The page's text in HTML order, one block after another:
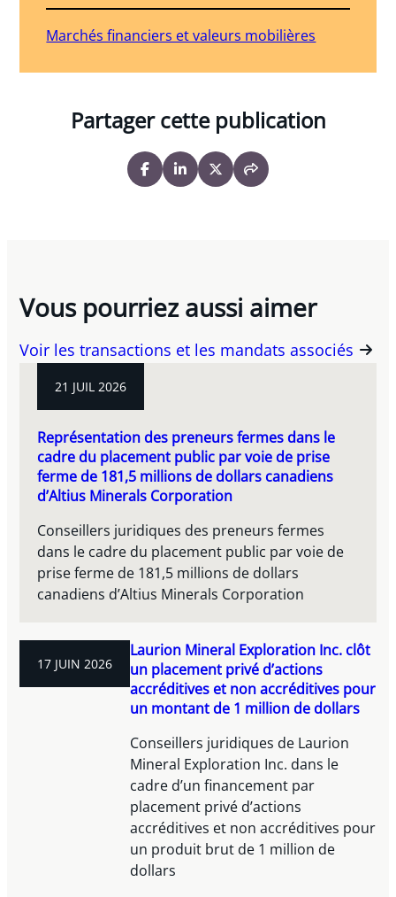
Marchés financiers et valeurs mobilières
Partager cette publication
Vous pourriez aussi aimer
Voir les transactions et les mandats associés
21 JUIL 2026
Représentation des preneurs fermes dans le
cadre du placement public par voie de prise
ferme de 181,5 millions de dollars canadiens
d’Altius Minerals Corporation
Conseillers juridiques des preneurs fermes
dans le cadre du placement public par voie de
prise ferme de 181,5 millions de dollars
canadiens d’Altius Minerals Corporation
17 JUIN 2026
Laurion Mineral Exploration Inc. clôt
un placement privé d’actions
accréditives et non accréditives pour
un montant de 1 million de dollars
Conseillers juridiques de Laurion
Mineral Exploration Inc. dans le
cadre d’un financement par
placement privé d’actions
accréditives et non accréditives pour
un produit brut de 1 million de
dollars